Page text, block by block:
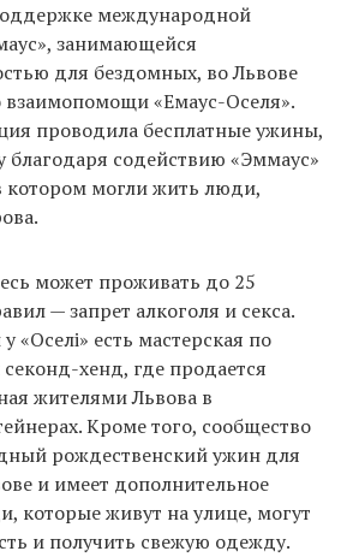
международной
занимающейся
для бездомных, во Львове
взаимопомощи «Емаус-Оселя».
проводила бесплатные ужины,
благодаря содействию «Эммаус»
котором могли жить люди,
может проживать до 25
— запрет алкоголя и секса.
есть мастерская по
хенд, где продается
жителями Львова в
Кроме того, сообщество
рождественский ужин для
и имеет дополнительное
которые живут на улице, могут
и получить свежую одежду.